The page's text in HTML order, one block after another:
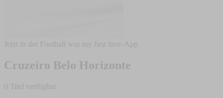
Jetzt in der Football was my first love-App
Cruzeiro Belo Horizonte
0 Titel verfügbar